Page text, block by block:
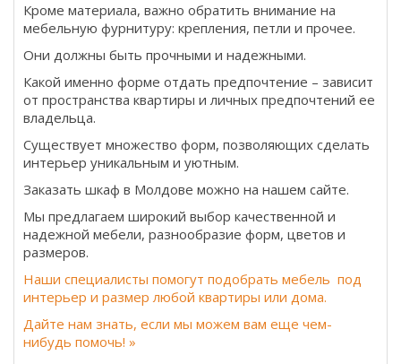
Кроме материала, важно обратить внимание на
мебельную фурнитуру: крепления, петли и прочее.
Они должны быть прочными и надежными.
Какой именно форме отдать предпочтение – зависит
от пространства квартиры и личных предпочтений ее
владельца.
Существует множество форм, позволяющих сделать
интерьер уникальным и уютным.
Заказать шкаф в Молдове можно на нашем сайте.
Мы предлагаем широкий выбор качественной и
надежной мебели, разнообразие форм, цветов и
размеров.
Наши специалисты помогут подобрать мебель под
интерьер и размер любой квартиры или дома.
Дайте нам знать, если мы можем вам еще чем-
нибудь помочь! »